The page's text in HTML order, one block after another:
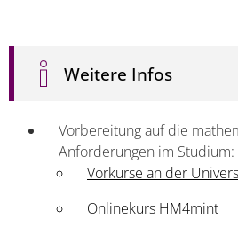
Weitere Infos
Vorbereitung auf die
Anforderungen im Studium:
Vorkurse an der
Onlinekurs HM4mint